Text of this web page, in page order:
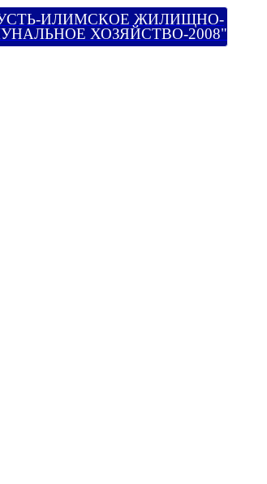
ИЛИМСКОЕ ЖИЛИЩНО-
ХОЗЯЙСТВО-2008"